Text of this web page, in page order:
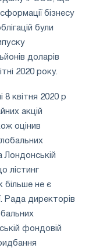
бізнесу
були
доларів
2020 року.
8 квітня 2020 р
акцій
оцінив
Лондонській
лістинг
більше не є
Рада директорів
фондовій